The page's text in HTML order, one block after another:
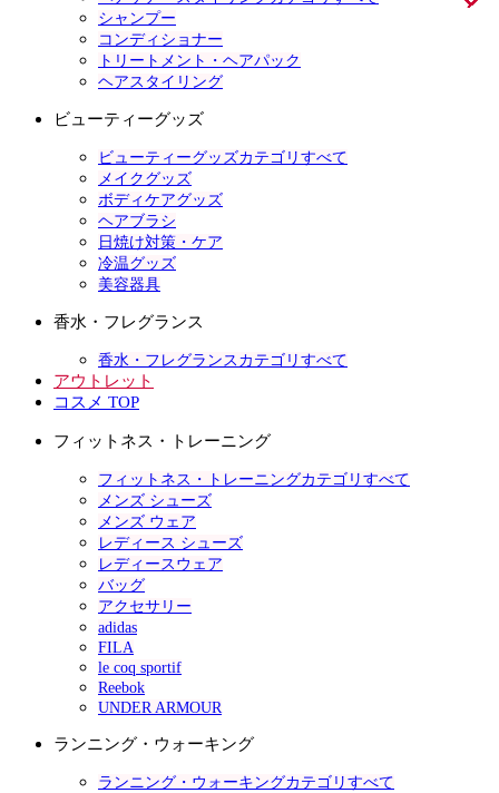
シャンプー
コンディショナー
トリートメント・ヘアパック
ヘアスタイリング
ビューティーグッズ
ビューティーグッズカテゴリすべて
メイクグッズ
ボディケアグッズ
ヘアブラシ
日焼け対策・ケア
冷温グッズ
美容器具
香水・フレグランス
香水・フレグランスカテゴリすべて
アウトレット
コスメ TOP
フィットネス・トレーニング
フィットネス・トレーニングカテゴリすべて
メンズ シューズ
メンズ ウェア
レディース シューズ
レディースウェア
バッグ
アクセサリー
adidas
FILA
le coq sportif
Reebok
UNDER ARMOUR
ランニング・ウォーキング
ランニング・ウォーキングカテゴリすべて